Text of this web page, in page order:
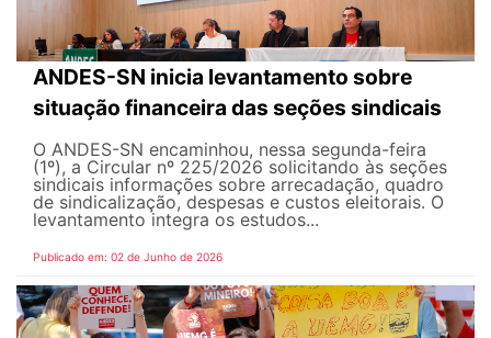
ANDES-SN inicia levantamento sobre
situação financeira das seções sindicais
O ANDES-SN encaminhou, nessa segunda-feira
(1º), a Circular nº 225/2026 solicitando às seções
sindicais informações sobre arrecadação, quadro
de sindicalização, despesas e custos eleitorais. O
levantamento integra os estudos...
Publicado em: 02 de Junho de 2026